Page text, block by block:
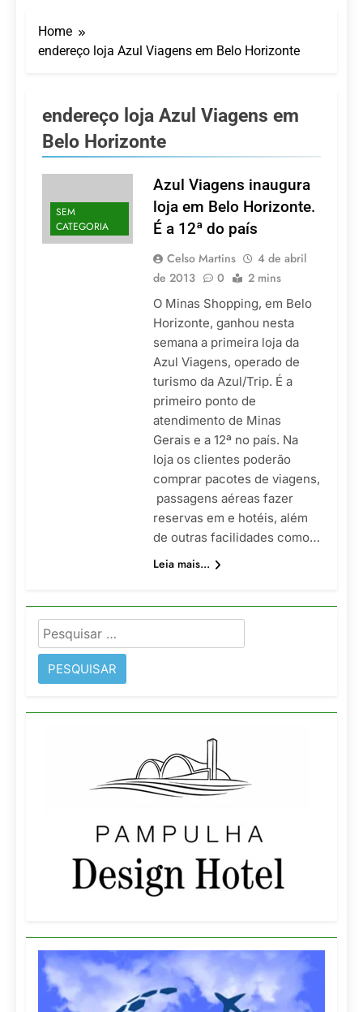
Embraer 195-E2
Azul retoma voos
Turismo na Serra
Catarinense: Região do
Salto Caveiras atrai
novos investimentos e
5 De Agosto De 2026
Só Lugar: Descubra as
Atrações do Parque
Mini-Europe
4 De Agosto De 2026
Por Dentro do Atomium:
História, Ciência e a
Bruxelas
4 De Agosto De 2026
Home
endereço loja Azul Viagens em Belo Horizonte
endereço loja Azul Viagens em
Belo Horizonte
SEM
CATEGORIA
Azul Viagens inaugura
loja em Belo Horizonte.
É a 12ª do país
Celso Martins
4 de abril
de 2013
0 2 mins
O Minas Shopping, em Belo
Horizonte, ganhou nesta
semana a primeira loja da
Azul Viagens, operado de
turismo da Azul/Trip. É a
primeiro ponto de
atendimento de Minas
Gerais e a 12ª no país. Na
loja os clientes poderão
comprar pacotes de viagens,
passagens aéreas fazer
reservas em e hotéis, além
de outras facilidades como…
Leia mais...
Pesquisar
por: